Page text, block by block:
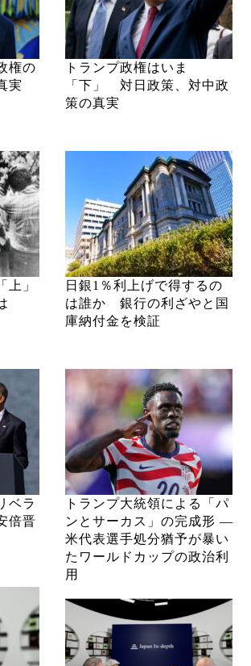
権の
実
トランプ政権はいま
「下」 対日政策、対中政
策の真実
上」
日銀1％利上げで得するの
は誰か 銀行の利ざやと国
庫納付金を検証
ベラ
倍晋
トランプ大統領による「パ
ンとサーカス」の完成形 ―
米代表選手処分猶予が暴い
たワールドカップの政治利
用